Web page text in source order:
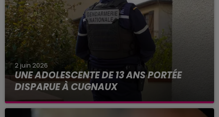
2 juin 2026
UNE ADOLESCENTE DE 13 ANS PORTÉE
DISPARUE À CUGNAUX
La gendarmerie de Haute-Garonne lance un
appel à témoins après la disparition d'une